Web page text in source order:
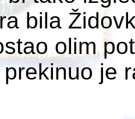
bila
olim
prekinuo je